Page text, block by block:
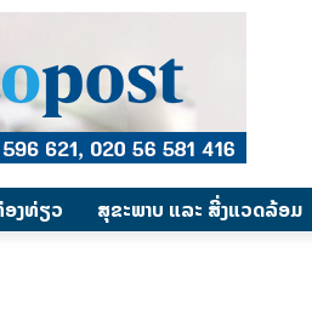
ອງທ່ຽວ ສຸຂະພາບ ແລະ ສີ່ງແວດລ້ອມ